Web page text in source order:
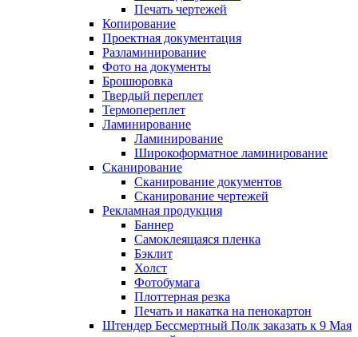
Печать чертежей
Копирование
Проектная документация
Разламинирование
Фото на документы
Брошюровка
Твердый переплет
Термопереплет
Ламинирование
Ламинирование
Широкоформатное ламинирование
Сканирование
Сканирование документов
Сканирование чертежей
Рекламная продукция
Баннер
Самоклеящаяся пленка
Бэклит
Холст
Фотобумага
Плоттерная резка
Печать и накатка на пенокартон
Штендер Бессмертный Полк заказать к 9 Мая